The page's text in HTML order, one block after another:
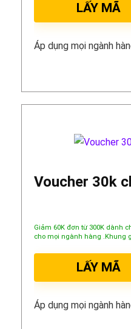
LẤY MÃ
Áp dụng mọi ngành
Voucher 30k
Giảm 60K đơn từ 300K dành
cho mọi ngành hàng .Khung
LẤY MÃ
Áp dụng mọi ngành